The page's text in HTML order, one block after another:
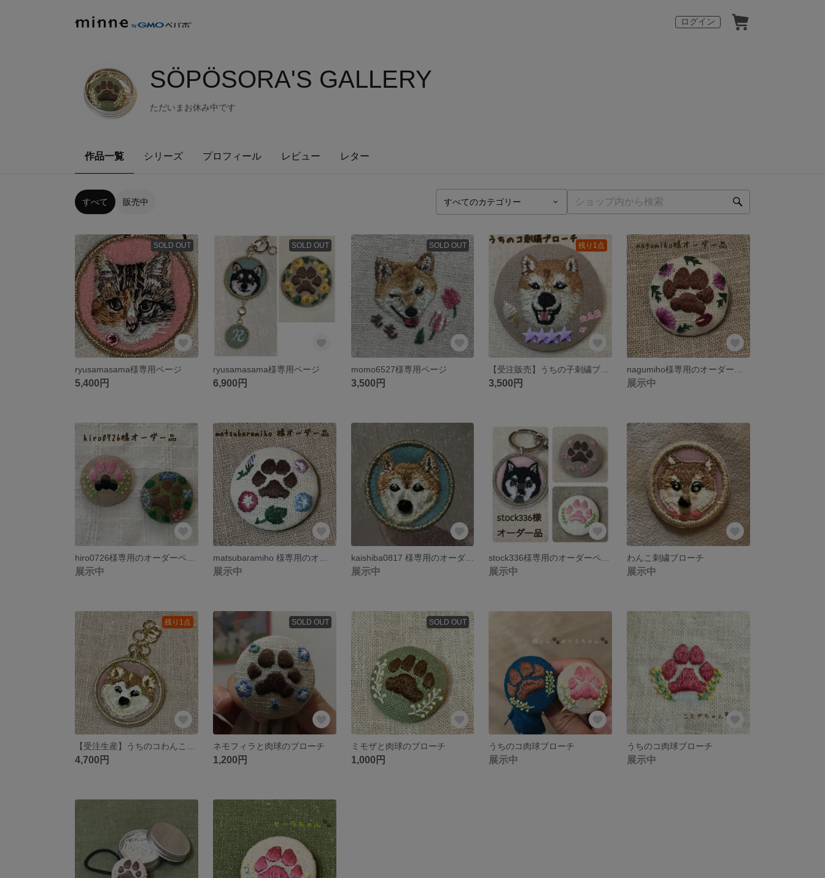
ログイン
SÖPÖSORA'S GALLERY
ただいまお休み中です
作品一覧 シリーズ プロフィール レビュー レター
すべて 販売中
SOLD OUT
ryusamasama様専用ページ
5,400円
SOLD OUT
ryusamasama様専用ページ
6,900円
SOLD OUT
momo6527様専用ページ
3,500円
残り1点
3,500円 展示中
展示中 展示中
kaishiba0817 様専用のオーダーページです
展示中 展示中
わんこ刺繍ブローチ
展示中
残り1点
4,700円
SOLD OUT
ネモフィラと肉球のブローチ
1,200円
SOLD OUT
ミモザと肉球のブローチ
1,000円
うちのコ肉球ブローチ
展示中
うちのコ肉球ブローチ
展示中